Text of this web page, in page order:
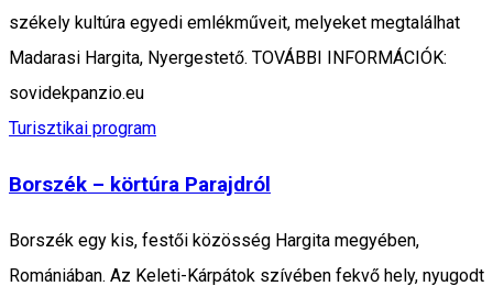
székely kultúra egyedi emlékműveit, melyeket megtalálhat
Madarasi Hargita, Nyergestető. TOVÁBBI INFORMÁCIÓK:
sovidekpanzio.eu
Turisztikai program
Borszék – körtúra Parajdról
Borszék egy kis, festői közösség Hargita megyében,
Romániában. Az Keleti-Kárpátok szívében fekvő hely, nyugodt